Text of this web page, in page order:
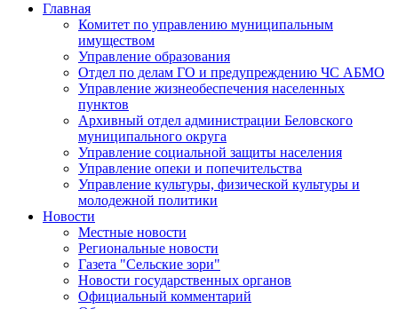
Главная
Комитет по управлению муниципальным
имуществом
Управление образования
Отдел по делам ГО и предупреждению ЧС АБМО
Управление жизнеобеспечения населенных
пунктов
Архивный отдел администрации Беловского
муниципального округа
Управление социальной защиты населения
Управление опеки и попечительства
Управление культуры, физической культуры и
молодежной политики
Новости
Местные новости
Региональные новости
Газета "Сельские зори"
Новости государственных органов
Официальный комментарий